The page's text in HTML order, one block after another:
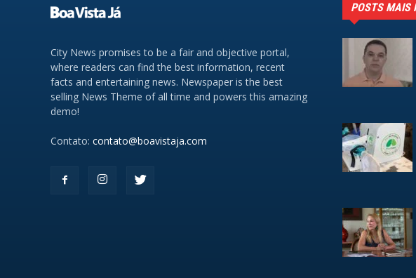
City News promises to be a fair and objective portal,
where readers can find the best information, recent
facts and entertaining news. Newspaper is the best
selling News Theme of all time and powers this amazing
demo!
Contato: contato@boavistaja.com
POSTS MAIS